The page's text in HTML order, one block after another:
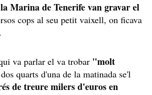
Marina de Tenerife van gravar el
cops al seu petit vaixell, on ficava
.
va parlar el va trobar "molt
quarts d'una de la matinada se'l
de treure milers d'euros en